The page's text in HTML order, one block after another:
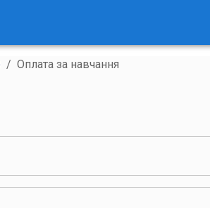
/ Оплата за навчання